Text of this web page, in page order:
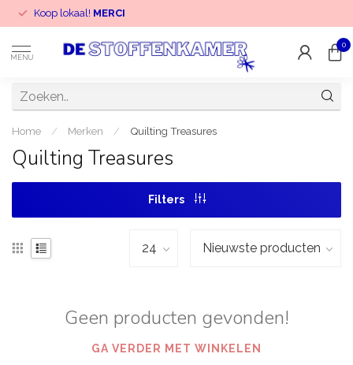
Koop lokaal! MERCI
MENU
0
Home / Merken / Quilting Treasures
Quilting Treasures
Filters
Geen producten gevonden!
GA VERDER MET WINKELEN